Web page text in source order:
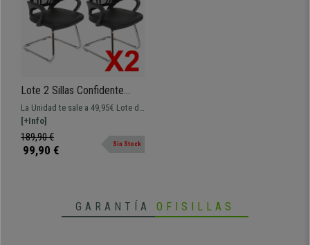
Lote 2 Sillas Confidente
Ergonómicas VISTO NET,
muy comodas en Malla y
Piel color Negro
La Unidad te sale a 49,95€ Lote de
2 unidades! silla de confidente ó
espera VISTO NET, en diferentes
colores para que elijas el que
[+Info]
189,90 €
99,90 € Sin Stock
GARANTÍA OFISILLAS